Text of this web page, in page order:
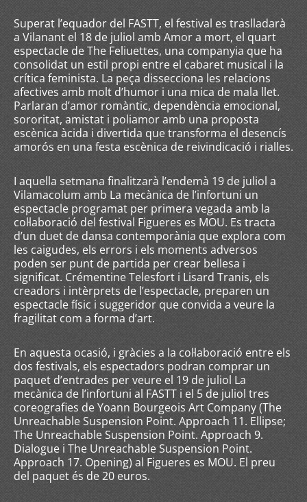
Superat l’equador del FASTT, el festival es traslladarà
a Vilanant el 18 de juliol amb Amor a mort, el quart
espectacle de The Feliuettes, una companyia que ha
consolidat un estil propi entre el cabaret musical i la
crítica feminista. La peça dissecciona les relacions
afectives amb molt d’humor i una mica de mala llet.
Parlaran d’amor romàntic, dependència emocional,
sororitat, amistat i poliamor amb una proposta
escènica àcida i divertida que transforma el desencís
amorós en una festa escènica de reivindicació i rialles.
I aquella setmana finalitzarà l’endemà 19 de juliol a
Vilamacolum amb La mecànica de l’infortuni un
espectacle programat per primera vegada amb la
col·laboració del festival Figueres es MOU. Es tracta
d’un duet de dansa contemporània que explora com
les caigudes, els errors i els moments adversos
poden ser punt de partida per crear bellesa i
significat. Crémentine Telesfort i Lisard Tranis, els
creadors i intèrprets de l’espectacle, preparen un
espectacle físic i suggeridor que convida a veure la
fragilitat com a forma d’art.
En aquesta ocasió, i gràcies a la col·laboració entre els
dos festivals, els espectadors podran comprar un
paquet d’entrades per veure el 19 de juliol La
mecànica de l’infortuni al FASTT i el 5 de juliol tres
coreografies de Yoann Bourgeois Art Company (The
Unreachable Suspension Point. Approach 11. Ellipse;
The Unreachable Suspension Point. Approach 9.
Dialogue i The Unreachable Suspension Point.
Approach 17. Opening) al Figueres es MOU. El preu
del paquet és de 20 euros.